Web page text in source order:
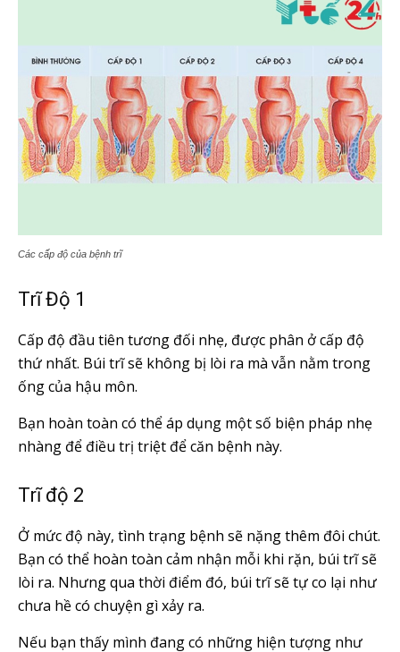
Các cấp độ của bệnh trĩ
Trĩ Độ 1
Cấp độ đầu tiên tương đối nhẹ, được phân ở cấp độ
thứ nhất. Búi trĩ sẽ không bị lòi ra mà vẫn nằm trong
ống của hậu môn.
Bạn hoàn toàn có thể áp dụng một số biện pháp nhẹ
nhàng để điều trị triệt để căn bệnh này.
Trĩ độ 2
Ở mức độ này, tình trạng bệnh sẽ nặng thêm đôi chút.
Bạn có thể hoàn toàn cảm nhận mỗi khi rặn, búi trĩ sẽ
lòi ra. Nhưng qua thời điểm đó, búi trĩ sẽ tự co lại như
chưa hề có chuyện gì xảy ra.
Nếu bạn thấy mình đang có những hiện tượng như